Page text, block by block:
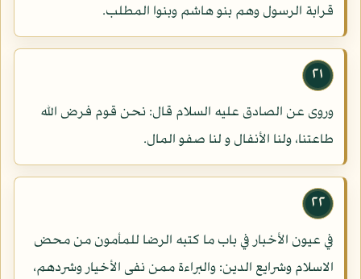
قرابة الرسول وهم بنو هاشم وبنوا المطلب.
٢١
وروى عن الصادق عليه السلام قال: نحن قوم فرض الله
طاعتنا، ولنا الأنفال و لنا صفو المال.
٢٢
في عيون الأخبار في باب ما كتبه الرضا للمأمون من محض
الاسلام وشرايع الدين: والبراءة ممن نفى الأخيار وشردهم،